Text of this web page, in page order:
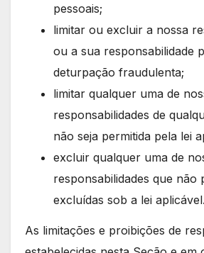
pessoais;
limitar ou excluir a nossa
ou a sua responsabilidade
deturpação fraudulenta;
limitar qualquer uma de
responsabilidades de
não seja permitida pela lei
excluir qualquer uma de
responsabilidades que não
excluídas sob a lei aplicável.
As limitações e proibições de